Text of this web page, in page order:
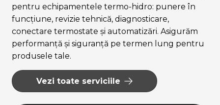
pentru echipamentele termo-hidro: punere în
funcțiune, revizie tehnică, diagnosticare,
conectare termostate și automatizări. Asigurăm
performanță și siguranță pe termen lung pentru
produsele tale.
Vezi toate serviciile